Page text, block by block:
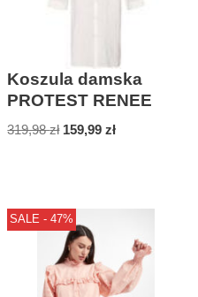
Koszula damska
PROTEST RENEE
319,98zł 159,99zł
SALE - 47%